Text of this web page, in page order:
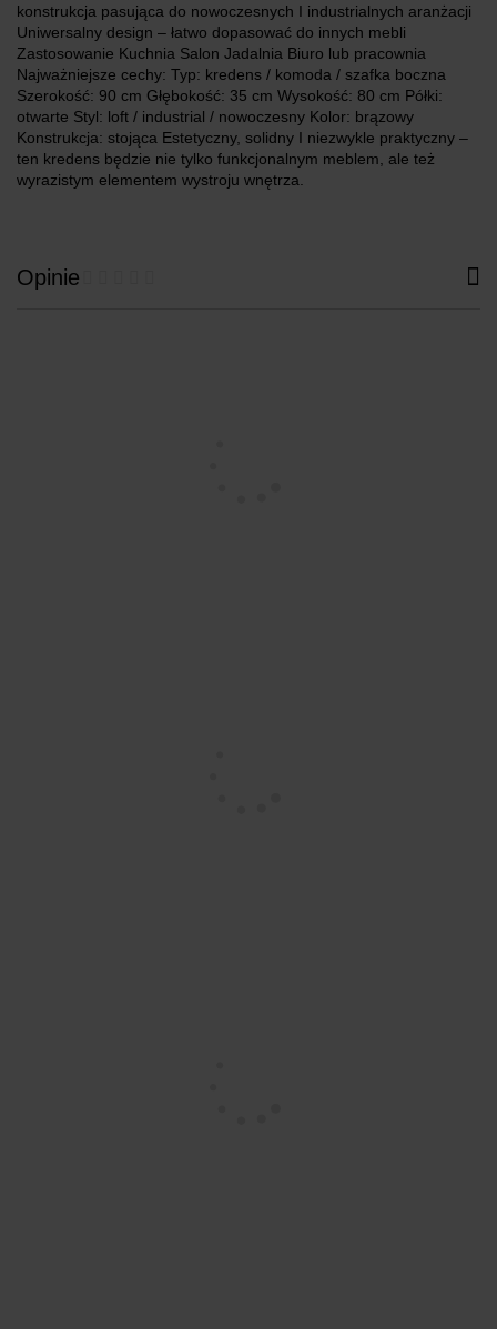
konstrukcja pasująca do nowoczesnych I industrialnych aranżacji
Uniwersalny design – łatwo dopasować do innych mebli
Zastosowanie Kuchnia Salon Jadalnia Biuro lub pracownia
Najważniejsze cechy: Typ: kredens / komoda / szafka boczna
Szerokość: 90 cm Głębokość: 35 cm Wysokość: 80 cm Półki:
otwarte Styl: loft / industrial / nowoczesny Kolor: brązowy
Konstrukcja: stojąca Estetyczny, solidny I niezwykle praktyczny –
ten kredens będzie nie tylko funkcjonalnym meblem, ale też
wyrazistym elementem wystroju wnętrza.
Opinie